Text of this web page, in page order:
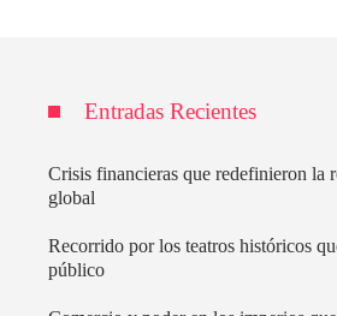
Entradas Recientes
Crisis financieras que redefinieron la
global
Recorrido por los teatros históricos
público